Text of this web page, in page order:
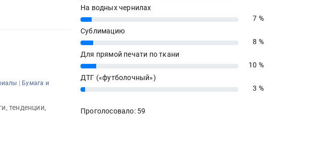
| Бумага и
тенденции,
На водных чернилах
7%
7 %
Сублимацию
8%
8 %
Для прямой печати по ткани
10%
10 %
ДТГ («футболочный»)
3% 3 %
Проголосовало: 59